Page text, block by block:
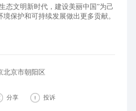
态文明新时代，建设美丽中国”为己
保护和可持续发展做出更多贡献。
北京市朝阳区
分享 投诉